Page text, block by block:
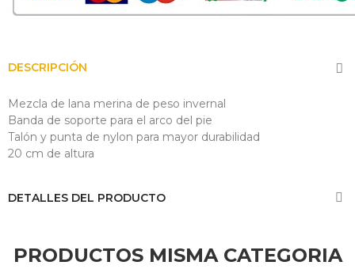
DESCRIPCIÓN
Mezcla de lana merina de peso invernal
Banda de soporte para el arco del pie
Talón y punta de nylon para mayor durabilidad
20 cm de altura
DETALLES DEL PRODUCTO
PRODUCTOS MISMA CATEGORIA